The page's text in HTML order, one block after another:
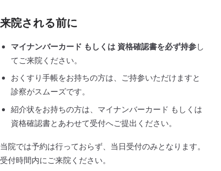
ー
医師紹介
診療案内
子
ー
閉
アクセス
採用情報
〒243-0213 神奈川県厚木市飯山172
診療時間
午前 9:00〜12:00
来院される前に
マイナンバーカード もしくは 資格確認書を必ず持参し
てご来院ください。
おくすり手帳をお持ちの方は、ご持参いただけますと
診察がスムーズです。
紹介状をお持ちの方は、マイナンバーカード もしくは
資格確認書とあわせて受付へご提出ください。
当院では予約は行っておらず、当日受付のみとなります。
受付時間内にご来院ください。